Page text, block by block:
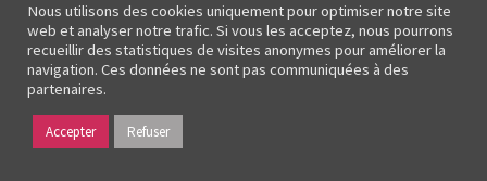
Nous utilisons des cookies uniquement pour optimiser notre site
web et analyser notre trafic. Si vous les acceptez, nous pourrons
recueillir des statistiques de visites anonymes pour améliorer la
navigation. Ces données ne sont pas communiquées à des
partenaires.
Accepter Refuser